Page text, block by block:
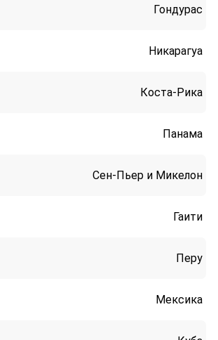
Гондурас
Никарагуа
Коста-Рика
Панама
Сен-Пьер и Микелон
Гаити
Перу
Мексика